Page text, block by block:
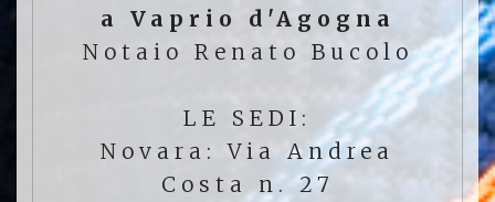
a Vaprio d'Agogna
Notaio Renato Bucolo
LE SEDI:
Novara: Via Andrea
Costa n. 27